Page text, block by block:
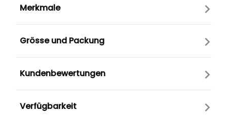
Merkmale
Grösse und Packung
Kundenbewertungen
Verfügbarkeit